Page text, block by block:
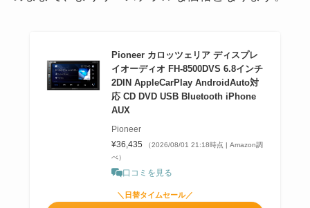
Pioneer カロッツェリア ディスプレ
イオーディオ FH-8500DVS 6.8インチ
2DIN AppleCarPlay AndroidAuto対
応 CD DVD USB Bluetooth iPhone
AUX
Pioneer
¥36,435
（2026/08/01 21:18時点 | Amazon調
べ）
口コミを見る
＼日替タイムセール／